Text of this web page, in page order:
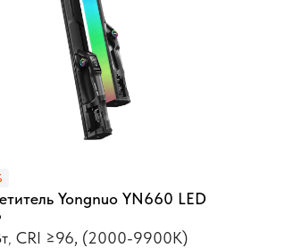
Yongnuo YN660 LED
CRI ≥96, (2000-9900K)